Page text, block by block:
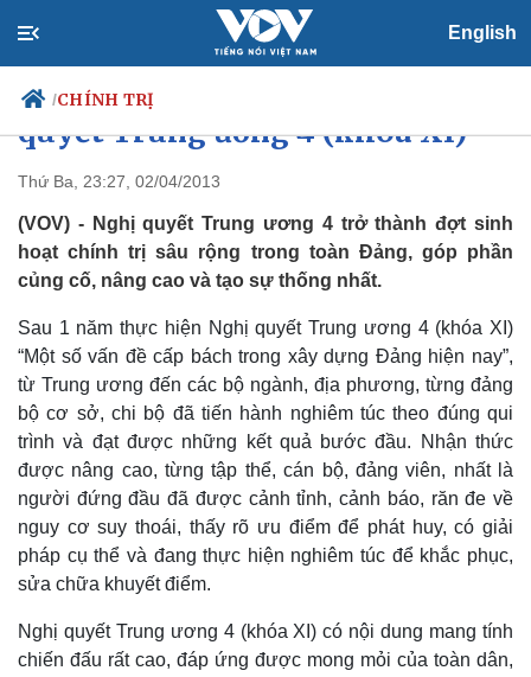
English
/CHÍNH TRỊ
Chính trị
Đảng
Tổ chức nhân sự
Nhận diện sự thật
Xã hội
Tin 24h
Dự báo thời tiết
Dấu ấn VOV
Việc làm
Biển đảo
Nhìn lại 1 năm thực hiện Nghị
quyết Trung ương 4 (khóa XI)
Thứ Ba, 23:27, 02/04/2013
(VOV) - Nghị quyết Trung ương 4 trở thành đợt sinh
hoạt chính trị sâu rộng trong toàn Đảng, góp phần
củng cố, nâng cao và tạo sự thống nhất.
Sau 1 năm thực hiện Nghị quyết Trung ương 4 (khóa XI)
“Một số vấn đề cấp bách trong xây dựng Đảng hiện nay”,
từ Trung ương đến các bộ ngành, địa phương, từng đảng
bộ cơ sở, chi bộ đã tiến hành nghiêm túc theo đúng qui
trình và đạt được những kết quả bước đầu. Nhận thức
được nâng cao, từng tập thể, cán bộ, đảng viên, nhất là
người đứng đầu đã được cảnh tỉnh, cảnh báo, răn đe về
nguy cơ suy thoái, thấy rõ ưu điểm để phát huy, có giải
pháp cụ thể và đang thực hiện nghiêm túc để khắc phục,
sửa chữa khuyết điểm.
Nghị quyết Trung ương 4 (khóa XI) có nội dung mang tính
chiến đấu rất cao, đáp ứng được mong mỏi của toàn dân,